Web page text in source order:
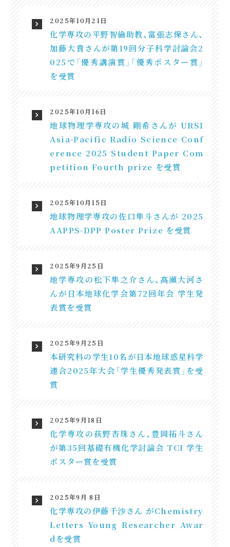
2025年10月21日
化学専攻の平野智倫助教、富張志保さん、
加藤大貴さんが第19回分子科学討論会2
025で「優秀講演賞」「優秀ポスター賞」
を受賞
2025年10月16日
地球物理学専攻の城 剛希さんが URSI
Asia-Pacific Radio Science Conf
erence 2025 Student Paper Com
petition Fourth prize を受賞
2025年10月15日
地球物理学専攻の佐口隼斗さんが 2025
AAPPS-DPP Poster Prize を受賞
2025年9月25日
地学専攻の松下隼之介さん、髙瀬大河さ
んが日本地球化学会第72回年会 学生発
表賞を受賞
2025年9月25日
本研究科の学生10名が日本地球惑星科学
連合2025年大会「学生優秀発表賞」を受
賞
2025年9月18日
化学専攻の荻野杏珠さん、豊岡拓斗さん
が第35回基礎有機化学討論会 TCI 学生
ポスター賞を受賞
2025年9月 8日
化学専攻の伊藤千沙さん がChemistry
Letters Young Researcher Awar
dを受賞